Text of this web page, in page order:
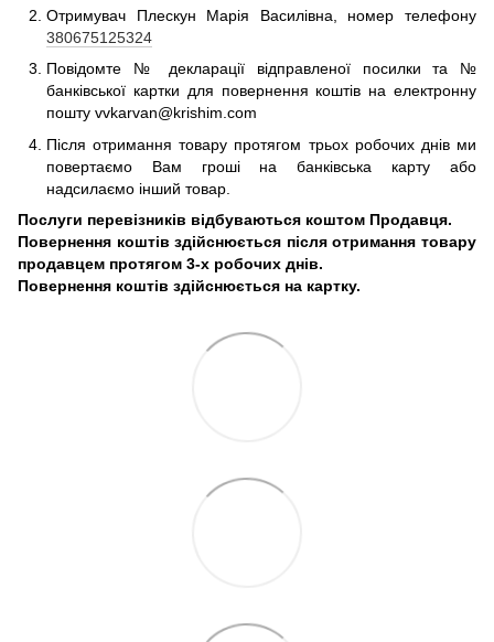
Отримувач Плескун Марія Василівна, номер телефону
380675125324
Повідомте № декларації відправленої посилки та №
банківської картки для повернення коштів на електронну
пошту vvkarvan@krishim.com
Після отримання товару протягом трьох робочих днів ми
повертаємо Вам гроші на банківська карту або
надсилаємо інший товар.
Послуги перевізників відбуваються коштом Продавця.
Повернення коштів здійснюється після отримання товару
продавцем протягом 3-х робочих днів.
Повернення коштів здійснюється на картку.